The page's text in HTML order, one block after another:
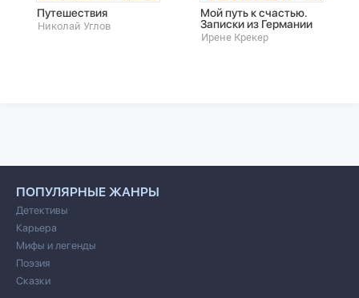
Путешествия
Николай Углов
Мой путь к счастью.
Записки из Германии
Ирене Крекер
ПОПУЛЯРНЫЕ ЖАНРЫ
Детективы
Карьера
Мифы и легенды
Поэзия
Сказки